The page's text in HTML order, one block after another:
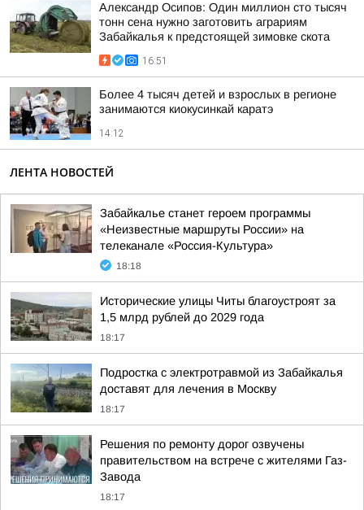
Александр Осипов: Один миллион сто тысяч
тонн сена нужно заготовить аграриям
Забайкалья к предстоящей зимовке скота
16:51
Более 4 тысяч детей и взрослых в регионе
занимаются киокусинкай каратэ
14:12
ЛЕНТА НОВОСТЕЙ
Забайкалье станет героем программы
«Неизвестные маршруты России» на
телеканале «Россия-Культура»
18:18
Исторические улицы Читы благоустроят за
1,5 млрд рублей до 2029 года
18:17
Подростка с электротравмой из Забайкалья
доставят для лечения в Москву
18:17
Решения по ремонту дорог озвучены
правительством на встрече с жителями Газ-
Завода
18:17